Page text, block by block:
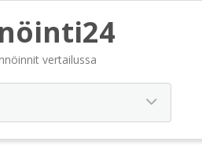
vertailussa